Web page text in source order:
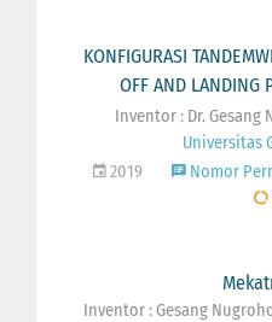
KONFIGURASI
OFF AND LANDING
Inventor : Dr. Gesang
Universitas
2019
Nomor
Inventor : Gesang